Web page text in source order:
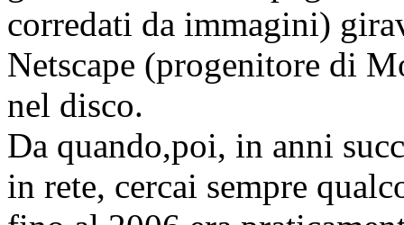
corredati da immagini)
Netscape (progenitore di
nel disco.
Da quando,poi, in anni
in rete, cercai sempre